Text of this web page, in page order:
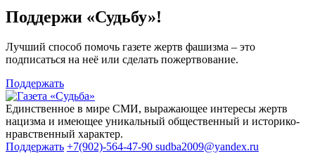
Поддержи «Судьбу»!
Лучший способ помочь газете жертв фашизма – это
подписаться на неё или сделать пожертвование.
Поддержать
Единственное в мире СМИ, выражающее интересы жертв
нацизма и имеющее уникальный общественный и историко-
нравственный характер.
Поддержать +7(902)-564-47-90 sudba2009@yandex.ru